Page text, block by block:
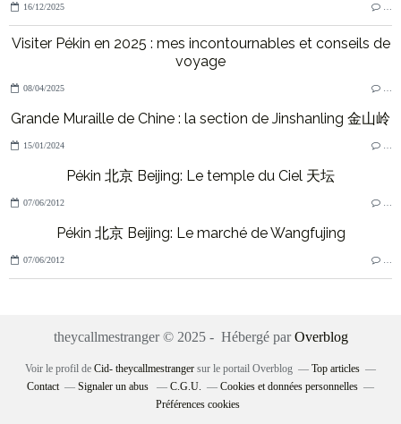
16/12/2025
Visiter Pékin en 2025 : mes incontournables et conseils de
voyage
08/04/2025
Grande Muraille de Chine : la section de Jinshanling 金山岭
15/01/2024
Pékin 北京 Beijing: Le temple du Ciel 天坛
07/06/2012
Pékin 北京 Beijing: Le marché de Wangfujing
07/06/2012
theycallmestranger © 2025 - Hébergé parOverblog
Voir le profil de Cid- theycallmestranger sur le portail Overblog
Top articles
Contact
Signaler un abus C.G.U.
Cookies et données personnelles
Préférences cookies